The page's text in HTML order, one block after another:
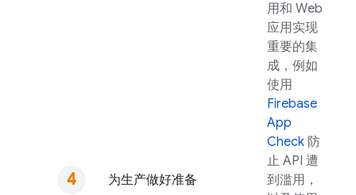
为生产做好准备
用和 Web
应用实现
重要的集
成，例如
使用
Firebase
App
Check 防
止 API 遭
到滥用，